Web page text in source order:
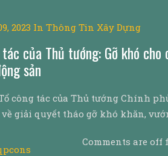
2023 In Thông Tin Xây Dựng
của Thủ tướng: Gỡ khó cho
sản
công tác của Thủ tướng Chính
về giải quyết tháo gỡ khó khăn,
Comments are off